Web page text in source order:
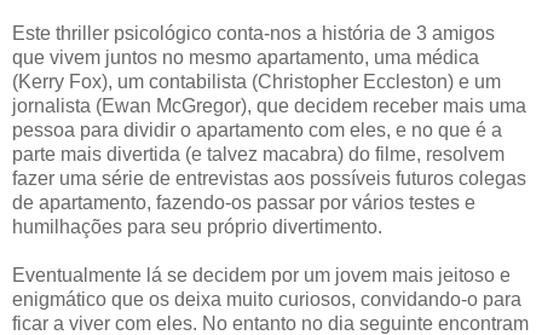
Este thriller psicológico conta-nos a história de 3 amigos
que vivem juntos no mesmo apartamento, uma médica
(Kerry Fox), um contabilista (Christopher Eccleston) e um
jornalista (Ewan McGregor), que decidem receber mais uma
pessoa para dividir o apartamento com eles, e no que é a
parte mais divertida (e talvez macabra) do filme, resolvem
fazer uma série de entrevistas aos possíveis futuros colegas
de apartamento, fazendo-os passar por vários testes e
humilhações para seu próprio divertimento.
Eventualmente lá se decidem por um jovem mais jeitoso e
enigmático que os deixa muito curiosos, convidando-o para
ficar a viver com eles. No entanto no dia seguinte encontram